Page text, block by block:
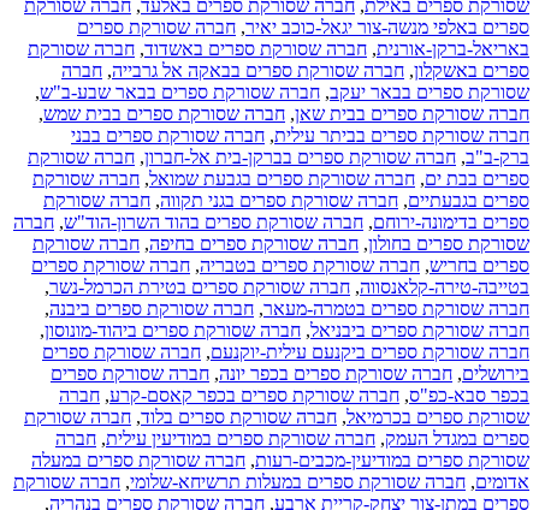
שסורקת ספרים באילת, חברה שסורקת ספרים באלעד, חברה שסורקת
ספרים באלפי מנשה-צור יגאל-כוכב יאיר, חברה שסורקת ספרים
באריאל-ברקן-אורנית, חברה שסורקת ספרים באשדוד, חברה שסורקת
ספרים באשקלון, חברה שסורקת ספרים בבאקה אל גרבייה, חברה
שסורקת ספרים בבאר יעקב, חברה שסורקת ספרים בבאר שבע-ב"ש,
חברה שסורקת ספרים בבית שאן, חברה שסורקת ספרים בבית שמש,
חברה שסורקת ספרים בביתר עילית, חברה שסורקת ספרים בבני
ברק-ב"ב, חברה שסורקת ספרים בברקן-בית אל-חברון, חברה שסורקת
ספרים בבת ים, חברה שסורקת ספרים בגבעת שמואל, חברה שסורקת
ספרים בגבעתיים, חברה שסורקת ספרים בגני תקווה, חברה שסורקת
ספרים בדימונה-ירוחם, חברה שסורקת ספרים בהוד השרון-הוד"ש, חברה
שסורקת ספרים בחולון, חברה שסורקת ספרים בחיפה, חברה שסורקת
ספרים בחריש, חברה שסורקת ספרים בטבריה, חברה שסורקת ספרים
בטייבה-טירה-קלאנסווה, חברה שסורקת ספרים בטירת הכרמל-נשר,
חברה שסורקת ספרים בטמרה-מעאר, חברה שסורקת ספרים ביבנה,
חברה שסורקת ספרים ביבניאל, חברה שסורקת ספרים ביהוד-מונוסון,
חברה שסורקת ספרים ביקנעם עילית-יוקנעם, חברה שסורקת ספרים
בירושלים, חברה שסורקת ספרים בכפר יונה, חברה שסורקת ספרים
בכפר סבא-כפ"ס, חברה שסורקת ספרים בכפר קאסם-קרע, חברה
שסורקת ספרים בכרמיאל, חברה שסורקת ספרים בלוד, חברה שסורקת
ספרים במגדל העמק, חברה שסורקת ספרים במודיעין עילית, חברה
שסורקת ספרים במודיעין-מכבים-רעות, חברה שסורקת ספרים במעלה
אדומים, חברה שסורקת ספרים במעלות תרשיחא-שלומי, חברה שסורקת
ספרים במתן-צור יצחק-קריית ארבע, חברה שסורקת ספרים בנהריה,